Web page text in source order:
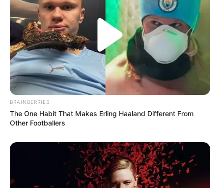
BRAINBERRIES
The One Habit That Makes Erling Haaland Different From
Other Footballers